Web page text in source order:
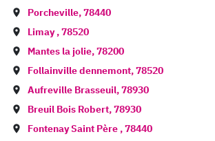
Porcheville,78440
Limay,78520
Mantes la jolie,78200
Follainville dennemont,78520
Aufreville Brasseuil,78930
Breuil Bois Robert,78930
Fontenay Saint Père ,78440